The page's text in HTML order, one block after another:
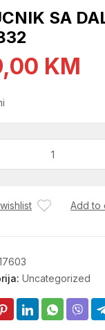
SA
KM
Add to
Uncategorized